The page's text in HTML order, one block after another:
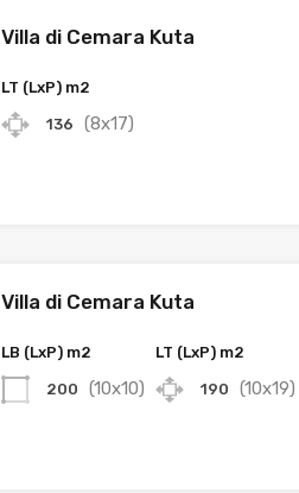
Villa di Cemara Kuta
LT (LxP) m2
136 (8x17)
Villa di Cemara Kuta
LB (LxP) m2
200 (10x10)
LT (LxP) m2
190 (10x19)